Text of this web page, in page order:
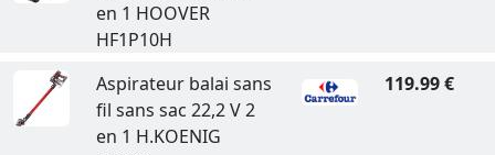
en 1 HOOVER
HF1P10H
Aspirateur balai sans
fil sans sac 22,2 V 2
en 1 H.KOENIG
119.99 €